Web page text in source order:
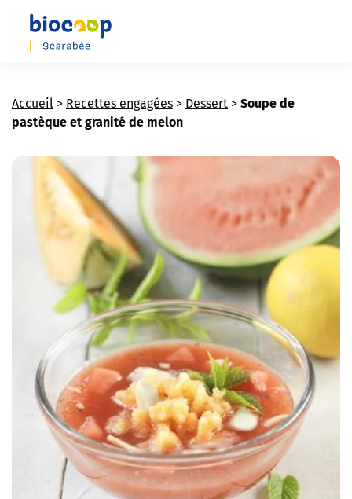
Skip
content
Accueil > Recettes engagées > Dessert > Soupe de
pastèque et granité de melon